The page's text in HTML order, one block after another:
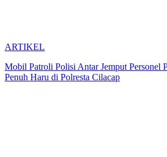
ARTIKEL
Mobil Patroli Polisi Antar Jemput Personel
Penuh Haru di Polresta Cilacap